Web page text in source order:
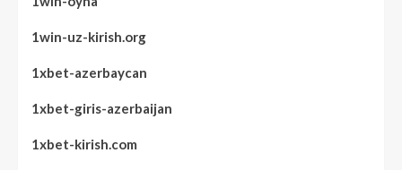
1win-uz-kirish.org
1xbet-azerbaycan
1xbet-giris-azerbaijan
1xbet-kirish.com